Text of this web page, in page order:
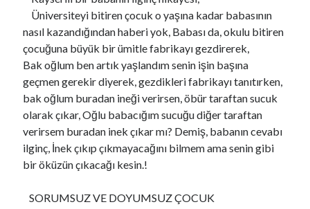
Üniversiteyi bitiren çocuk o yaşına kadar babasının
nasıl kazandığından haberi yok, Babası da, okulu bitiren
çocuğuna büyük bir ümitle fabrikayı gezdirerek,
Bak oğlum ben artık yaşlandım senin işin başına
geçmen gerekir diyerek, gezdikleri fabrikayı tanıtırken,
bak oğlum buradan ineği verirsen, öbür taraftan sucuk
olarak çıkar, Oğlu babacığım sucuğu diğer taraftan
verirsem buradan inek çıkar mı? Demiş, babanın cevabı
ilginç, İnek çıkıp çıkmayacağını bilmem ama senin gibi
bir öküzün çıkacağı kesin.!
SORUMSUZ VE DOYUMSUZ ÇOCUK